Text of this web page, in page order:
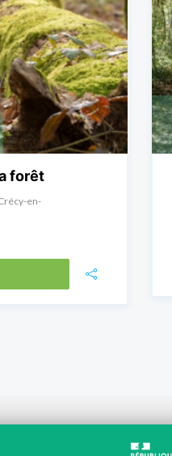
forêt
en-